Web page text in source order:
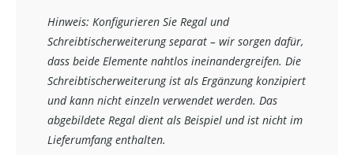
Hinweis: Konfigurieren Sie Regal und
Schreibtischerweiterung separat – wir sorgen dafür,
dass beide Elemente nahtlos ineinandergreifen. Die
Schreibtischerweiterung ist als Ergänzung konzipiert
und kann nicht einzeln verwendet werden. Das
abgebildete Regal dient als Beispiel und ist nicht im
Lieferumfang enthalten.